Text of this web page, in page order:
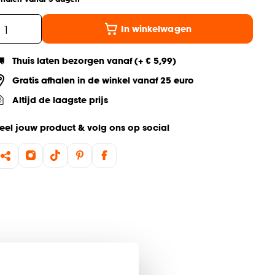
In winkelwagen
Thuis laten bezorgen vanaf (+ € 5,99)
Gratis afhalen in de winkel vanaf 25 euro
Altijd de laagste prijs
jouw product & volg ons op social